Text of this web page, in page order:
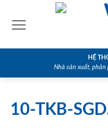
HỆ
Nhà sản xuất, phân
10-TKB-